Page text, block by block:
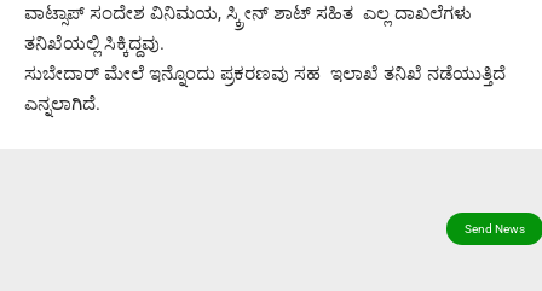
ವಾಟ್ಸಾಪ್ ಸಂದೇಶ ವಿನಿಮಯ, ಸ್ಕ್ರೀನ್ ಶಾಟ್ ಸಹಿತ ಎಲ್ಲ ದಾಖಲೆಗಳು
ತನಿಖೆಯಲ್ಲಿ ಸಿಕ್ಕಿದ್ದವು.
ಸುಬೇದಾರ್ ಮೇಲೆ ಇನ್ನೊಂದು ಪ್ರಕರಣವು ಸಹ ಇಲಾಖೆ ತನಿಖೆ ನಡೆಯುತ್ತಿದೆ
ಎನ್ನಲಾಗಿದೆ.